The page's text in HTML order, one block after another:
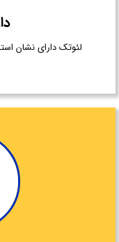
لئوتک دارای نشان